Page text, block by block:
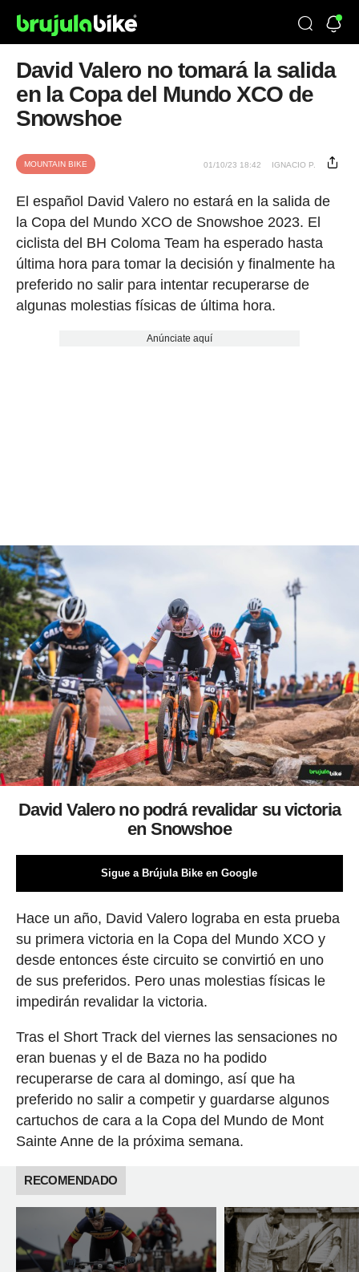
David Valero no tomará la salida
en la Copa del Mundo XCO de
Snowshoe
MOUNTAIN BIKE 01/10/23 18:42 IGNACIO P.
El español David Valero no estará en la salida de
la Copa del Mundo XCO de Snowshoe 2023. El
ciclista del BH Coloma Team ha esperado hasta
última hora para tomar la decisión y finalmente ha
preferido no salir para intentar recuperarse de
algunas molestias físicas de última hora.
Anúnciate aquí
David Valero no podrá revalidar su victoria
en Snowshoe
Sigue a Brújula Bike en Google
Hace un año, David Valero lograba en esta prueba
su primera victoria en la Copa del Mundo XCO y
desde entonces éste circuito se convirtió en uno
de sus preferidos. Pero unas molestias físicas le
impedirán revalidar la victoria.
Tras el Short Track del viernes las sensaciones no
eran buenas y el de Baza no ha podido
recuperarse de cara al domingo, así que ha
preferido no salir a competir y guardarse algunos
cartuchos de cara a la Copa del Mundo de Mont
Sainte Anne de la próxima semana.
RECOMENDADO